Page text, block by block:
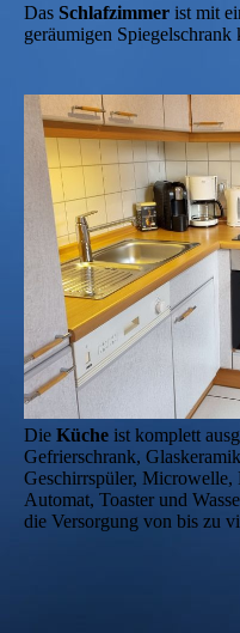
Das Schlafzimmer ist mit
geräumigen Spiegelschrank
Die Küche ist komplett
Gefrierschrank,
Geschirrspüler, Microwelle,
Automat, Toaster und
die Versorgung von bis zu